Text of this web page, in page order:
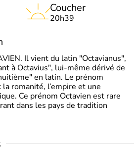
Coucher
20h39
Il vient du latin "Octavianus",
à Octavius", lui-même dérivé de
en latin. Le prénom
romanité, l’empire et une
Ce prénom Octavien est rare
dans les pays de tradition